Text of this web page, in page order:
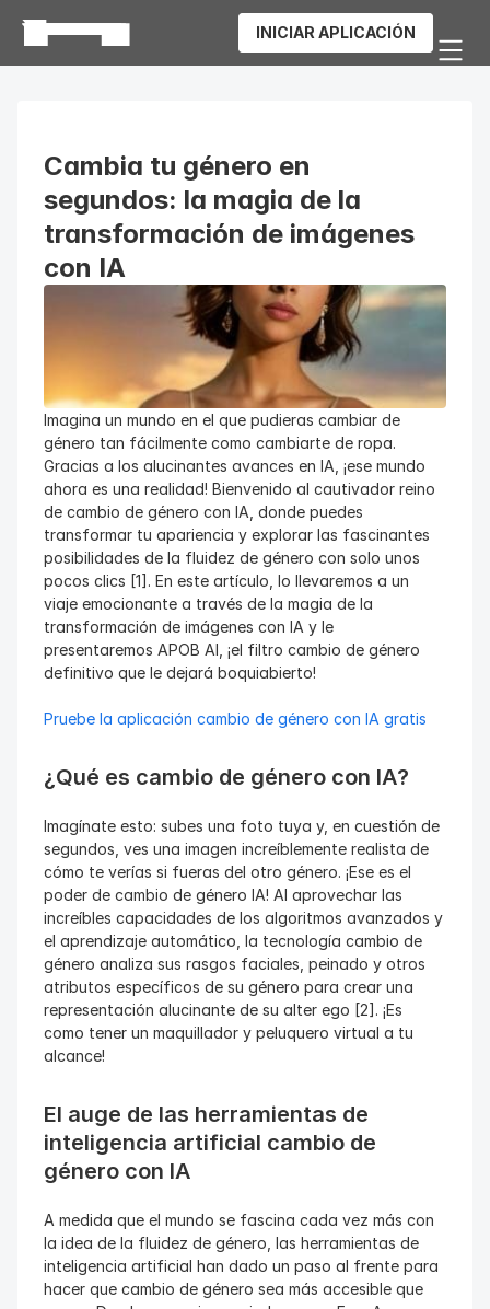
INICIAR APLICACIÓN
Cambia tu género en
segundos: la magia de la
transformación de imágenes
con IA
Imagina un mundo en el que pudieras cambiar de
género tan fácilmente como cambiarte de ropa.
Gracias a los alucinantes avances en IA, ¡ese mundo
ahora es una realidad! Bienvenido al cautivador reino
de cambio de género con IA, donde puedes
transformar tu apariencia y explorar las fascinantes
posibilidades de la fluidez de género con solo unos
pocos clics [1]. En este artículo, lo llevaremos a un
viaje emocionante a través de la magia de la
transformación de imágenes con IA y le
presentaremos APOB AI, ¡el filtro cambio de género
definitivo que le dejará boquiabierto!
Pruebe la aplicación cambio de género con IA gratis
¿Qué es cambio de género con IA?
Imagínate esto: subes una foto tuya y, en cuestión de
segundos, ves una imagen increíblemente realista de
cómo te verías si fueras del otro género. ¡Ese es el
poder de cambio de género IA! Al aprovechar las
increíbles capacidades de los algoritmos avanzados y
el aprendizaje automático, la tecnología cambio de
género analiza sus rasgos faciales, peinado y otros
atributos específicos de su género para crear una
representación alucinante de su alter ego [2]. ¡Es
como tener un maquillador y peluquero virtual a tu
alcance!
El auge de las herramientas de
inteligencia artificial cambio de
género con IA
A medida que el mundo se fascina cada vez más con
la idea de la fluidez de género, las herramientas de
inteligencia artificial han dado un paso al frente para
hacer que cambio de género sea más accesible que